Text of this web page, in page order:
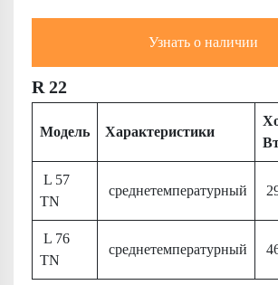
Узнать о наличии
R 22
Модель Характеристики
L 57
TN
среднетемпературный
L 76
TN
среднетемпературный